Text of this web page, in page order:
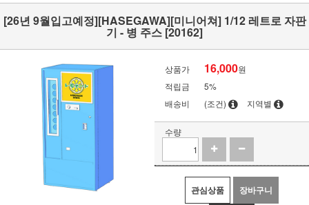
[26년 9월입고예정][HASEGAWA][미니어쳐] 1/12 레트로 자판
기 - 병 주스 [20162]
상품가 16,000원
적립금
5%
배송비
(조건) 지역별
수량
관심상품 장바구니